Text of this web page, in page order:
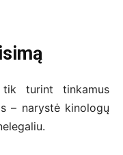
turint tinkamus
– narystė kinologų